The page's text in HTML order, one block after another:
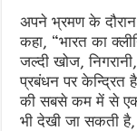
अपने भ्रमण के दौरान
कहा, “भारत का
जल्दी खोज,
प्रबंधन पर केन्द्रित
की सबसे कम में से एक
भी देखी जा सकती